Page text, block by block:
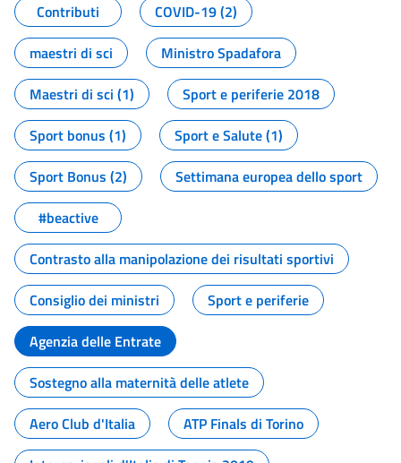
Contributi
COVID-19 (2)
maestri di sci
Ministro Spadafora
Maestri di sci (1)
Sport e periferie 2018
Sport bonus (1)
Sport e Salute (1)
Sport Bonus (2)
Settimana europea dello sport
#beactive
Contrasto alla manipolazione dei risultati sportivi
Consiglio dei ministri
Sport e periferie
Agenzia delle Entrate
Sostegno alla maternità delle atlete
Aero Club d'Italia
ATP Finals di Torino